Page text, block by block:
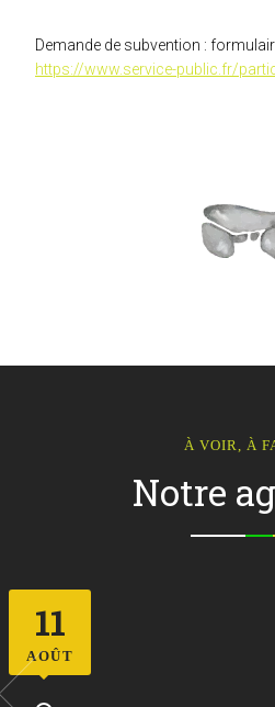
Demande de subvention :
https://www.service-public.fr/
À VOIR, À
Notre
12
AOÛT